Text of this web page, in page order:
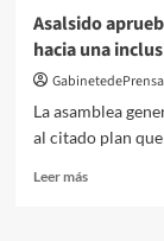
Asalsido
hacia una
GabinetedePrensa
La asamblea
al citado plan
Leer másLeer